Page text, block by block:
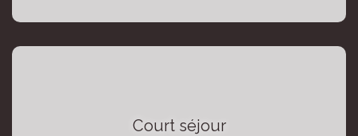
Court séjour